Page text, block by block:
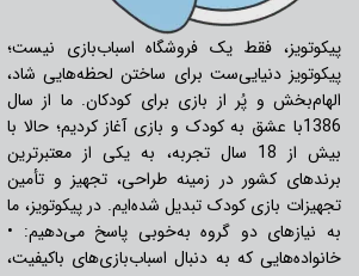
پیکوتویز، فقط یک فروشگاه اسباب‌بازی نیست؛
پیکوتویز دنیایی‌ست برای ساختن لحظه‌هایی شاد،
الهام‌بخش و پُر از بازی برای کودکان. ما از سال
1386با عشق به کودک و بازی آغاز کردیم؛ حالا با
بیش از 18 سال تجربه، به یکی از معتبرترین
برندهای کشور در زمینه طراحی، تجهیز و تأمین
تجهیزات بازی کودک تبدیل شده‌ایم. در پیکوتویز، ما
به نیازهای دو گروه به‌خوبی پاسخ می‌دهیم: •
خانواده‌هایی که به دنبال اسباب‌بازی‌های باکیفیت،